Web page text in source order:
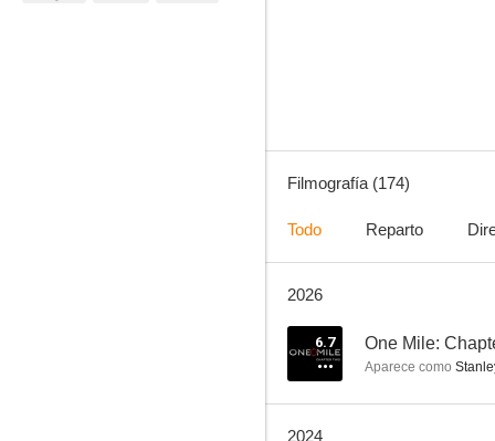
8.5
Filmografía (174)
Todo Reparto
2026
6.7 One Mile:
Aparece como
2024